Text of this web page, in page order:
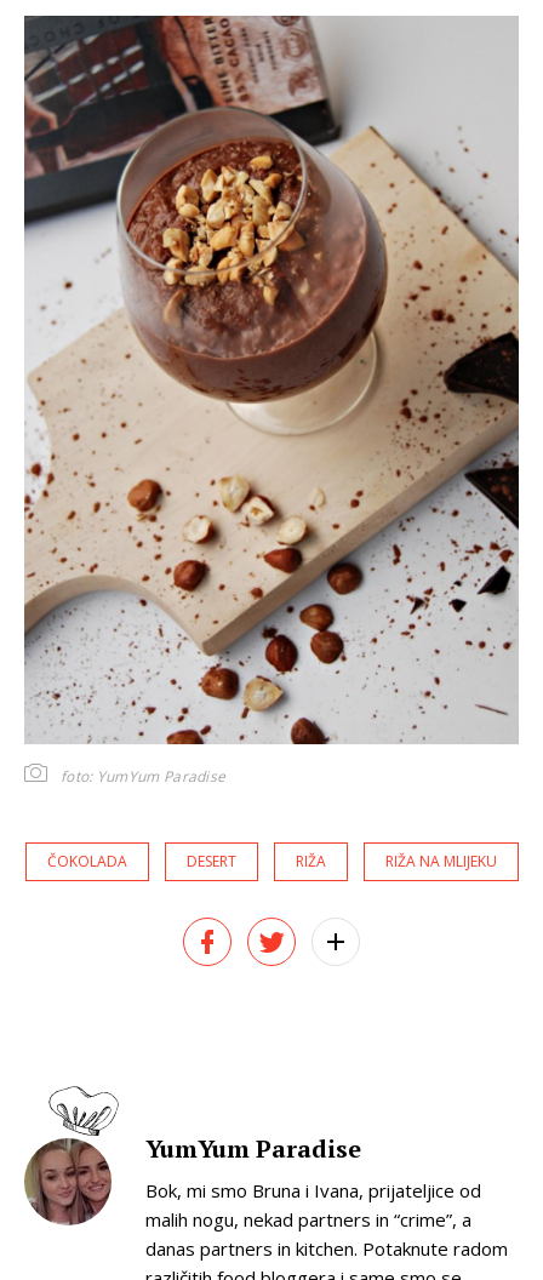
foto: YumYum Paradise
ČOKOLADA DESERT RIŽA RIŽA NA MLIJEKU
YumYum Paradise
Bok, mi smo Bruna i Ivana, prijateljice od
malih nogu, nekad partners in “crime”, a
danas partners in kitchen. Potaknute radom